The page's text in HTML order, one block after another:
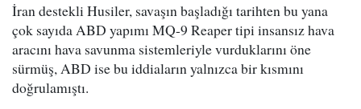
İran destekli Husiler, savaşın başladığı tarihten bu yana
çok sayıda ABD yapımı MQ-9 Reaper tipi insansız hava
aracını hava savunma sistemleriyle vurduklarını öne
sürmüş, ABD ise bu iddiaların yalnızca bir kısmını
doğrulamıştı.